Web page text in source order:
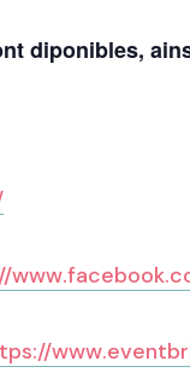
diponibles,